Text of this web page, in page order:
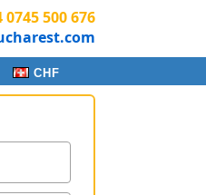
0745 500 676
CHF